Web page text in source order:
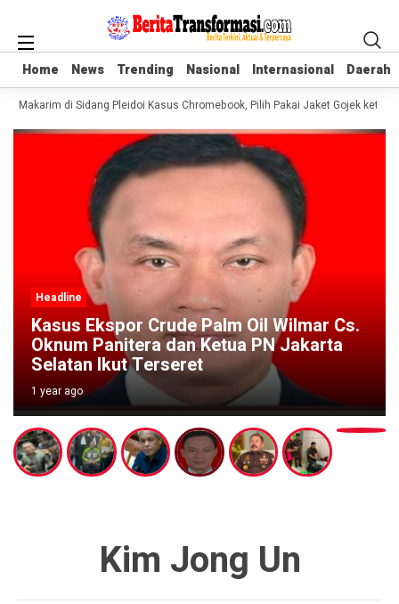
Home News Trending Nasional Internasional Daerah
Home News Trending Nasional Internasional Daerah
Makarim di Sidang Pleidoi Kasus Chromebook, Pilih Pakai Jaket Gojek
Headline
Kasus Ekspor Crude Palm Oil Wilmar Cs.
Oknum Panitera dan Ketua PN Jakarta
Selatan Ikut Terseret
1 year ago
Kim Jong Un